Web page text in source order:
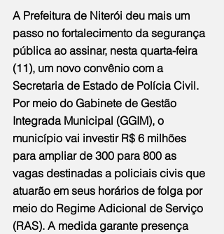
A Prefeitura de Niterói deu mais um
passo no fortalecimento da segurança
pública ao assinar, nesta quarta-feira
(11), um novo convênio com a
Secretaria de Estado de Polícia Civil.
Por meio do Gabinete de Gestão
Integrada Municipal (GGIM), o
município vai investir R$ 6 milhões
para ampliar de 300 para 800 as
vagas destinadas a policiais civis que
atuarão em seus horários de folga por
meio do Regime Adicional de Serviço
(RAS). A medida garante presença